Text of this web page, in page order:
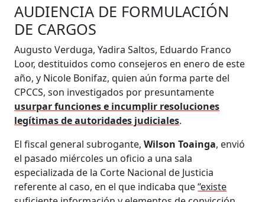
AUDIENCIA DE FORMULACIÓN
DE CARGOS
Augusto Verduga, Yadira Saltos, Eduardo Franco
Loor, destituidos como consejeros en enero de este
año, y Nicole Bonifaz, quien aún forma parte del
CPCCS, son investigados por presuntamente
usurpar funciones e incumplir resoluciones
legítimas de autoridades judiciales.
El fiscal general subrogante,Wilson Toainga, envió
el pasado miércoles un oficio a una sala
especializada de la Corte Nacional de Justicia
referente al caso, en el que indicaba que“existe